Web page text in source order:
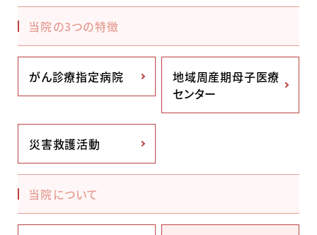
当院の3つの特徴
がん診療指定病院
地域周産期母子医療
センター
災害救護活動
当院について